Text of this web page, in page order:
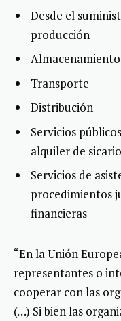
Desde el
producción
Almacenamiento
Transporte
Distribución
Servicios
alquiler de
Servicios de
procedimientos
financieras
“En la Unión
representantes o
cooperar con las
(…) Si bien las